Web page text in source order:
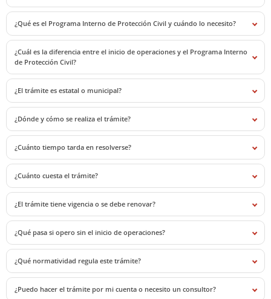
¿Qué es el Programa Interno de Protección Civil y cuándo lo necesito?
¿Cuál es la diferencia entre el inicio de operaciones y el Programa Interno
de Protección Civil?
¿El trámite es estatal o municipal?
¿Dónde y cómo se realiza el trámite?
¿Cuánto tiempo tarda en resolverse?
¿Cuánto cuesta el trámite?
¿El trámite tiene vigencia o se debe renovar?
¿Qué pasa si opero sin el inicio de operaciones?
¿Qué normatividad regula este trámite?
¿Puedo hacer el trámite por mi cuenta o necesito un consultor?